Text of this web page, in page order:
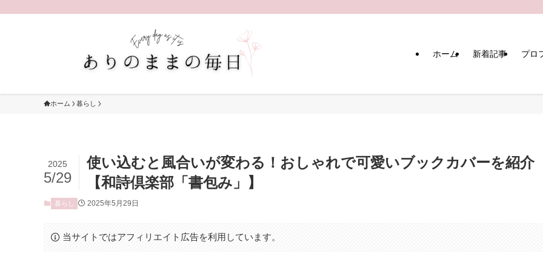
ホーム 新着記事 プロ
ホーム 暮らし
使い込むと風合いが変わる！おしゃれで可愛いブックカバーを紹介
【和詩倶楽部「書包み」】
2025
5/29
暮らし 2025年5月29日
当サイトではアフィリエイト広告を利用しています。